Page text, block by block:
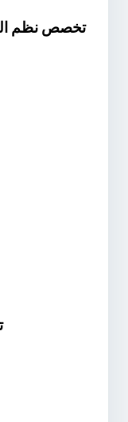
تخصص نظم